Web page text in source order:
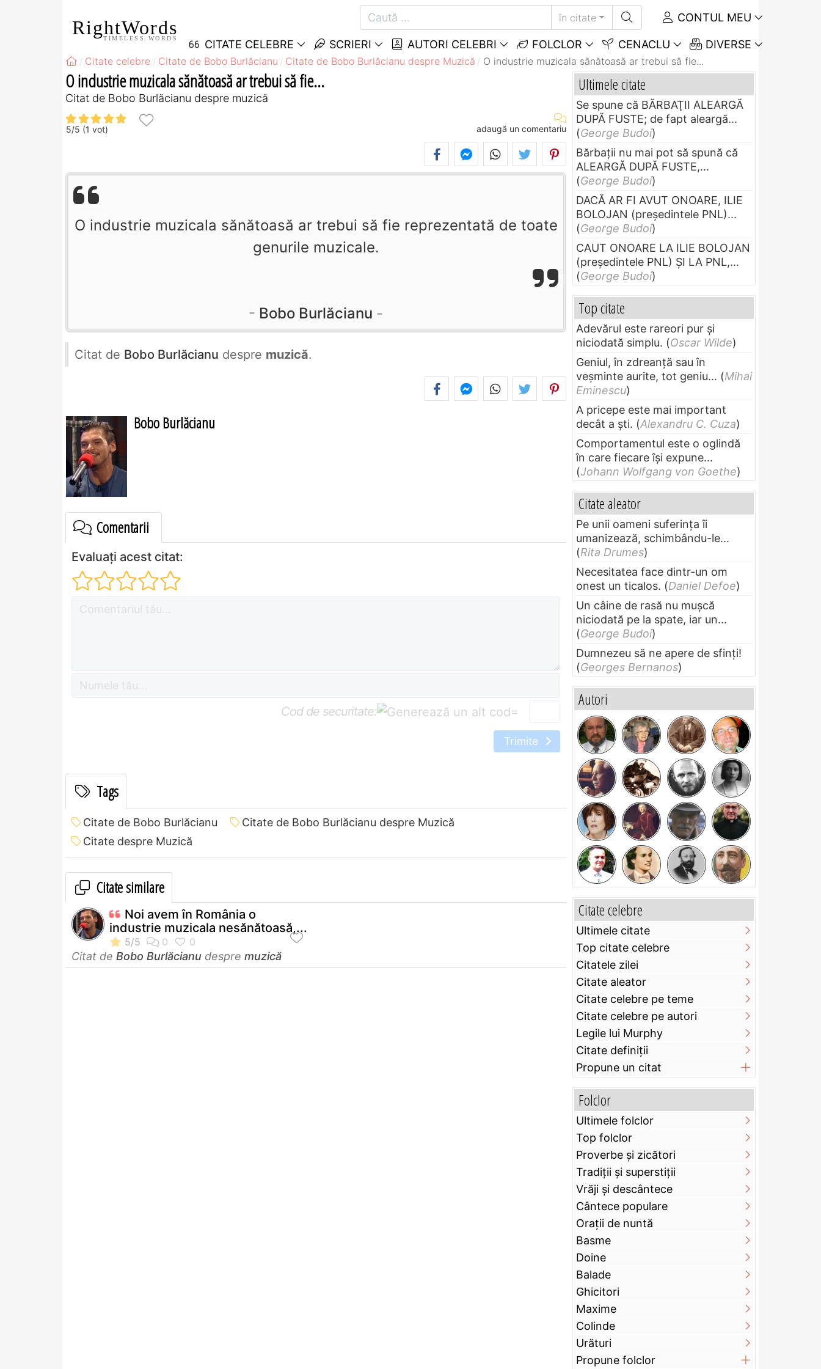
RightWords
TIMELESS WORDS
în citate CONTUL MEU
CITATE CELEBRE SCRIERI AUTORI CELEBRI FOLCLOR CENACLU DIVERSE
Citate celebre Citate de Bobo Burlăcianu Citate de Bobo Burlăcianu despre Muzică O industrie muzicala sănătoasă ar trebui să fie...
O industrie muzicala sănătoasă ar trebui să fie...
Citat de Bobo Burlăcianu despre muzică
5/5 (1 vot) adaugă un comentariu
O industrie muzicala sănătoasă ar trebui să fie reprezentată de toate
genurile muzicale.
Bobo Burlăcianu
Citat de Bobo Burlăcianu despre muzică.
Bobo Burlăcianu
Comentarii
Evaluați acest citat:
Cod de securitate: =
Trimite
Tags
Citate de Bobo Burlăcianu
Citate de Bobo Burlăcianu despre Muzică
Citate despre Muzică
Citate similare
Noi avem în România o
industrie muzicala nesănătoasă,...
Citat de Bobo Burlăcianu despre muzică
Ultimele citate
Se spune că BĂRBAŢII ALEARGĂ
DUPĂ FUSTE; de fapt aleargă...
(George Budoi)
Bărbaţii nu mai pot să spună că
ALEARGĂ DUPĂ FUSTE,...
(George Budoi)
DACĂ AR FI AVUT ONOARE, ILIE
BOLOJAN (preşedintele PNL)...
(George Budoi)
CAUT ONOARE LA ILIE BOLOJAN
(preşedintele PNL) ŞI LA PNL,...
(George Budoi)
Top citate
Adevărul este rareori pur și
niciodată simplu. (Oscar Wilde)
Geniul, în zdreanţă sau în
veşminte aurite, tot geniu... (Mihai
Eminescu)
A pricepe este mai important
decât a ști. (Alexandru C. Cuza)
Comportamentul este o oglindă
în care fiecare își expune...
(Johann Wolfgang von Goethe)
Citate aleator
Pe unii oameni suferinţa îi
umanizează, schimbându-le...
(Rita Drumes)
Necesitatea face dintr-un om
onest un ticalos. (Daniel Defoe)
Un câine de rasă nu muşcă
niciodată pe la spate, iar un...
(George Budoi)
Dumnezeu să ne apere de sfinți!
(Georges Bernanos)
Autori
Citate celebre
Ultimele citate
Top citate celebre
Citatele zilei
Citate aleator
Citate celebre pe teme
Citate celebre pe autori
Legile lui Murphy
Citate definiţii
Propune un citat
Folclor
Ultimele folclor
Top folclor
Proverbe și zicători
Tradiții și superstiții
Vrăji și descântece
Cântece populare
Orații de nuntă
Basme
Doine
Balade
Ghicitori
Maxime
Colinde
Urături
Propune folclor